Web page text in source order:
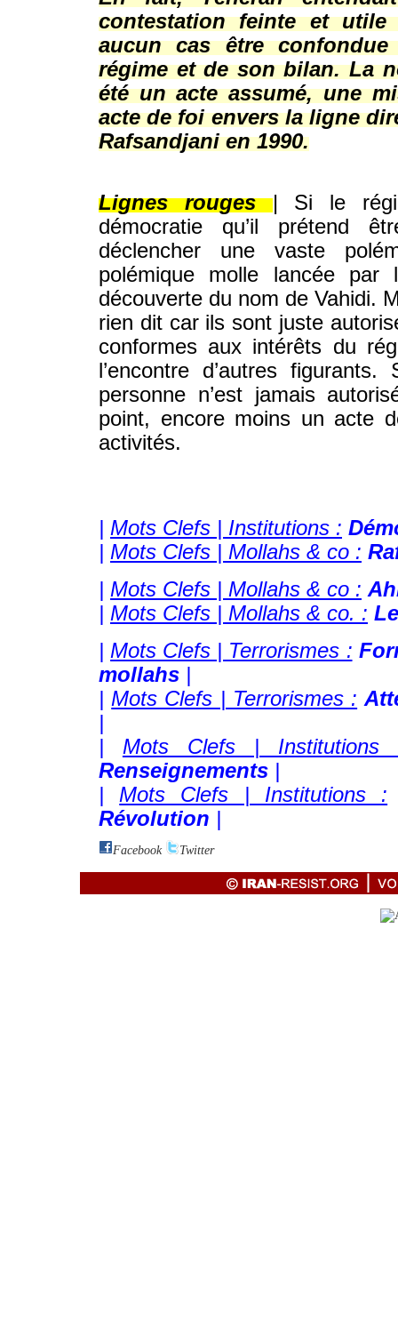
contestation feinte et utile
aucun cas être
régime et de son bilan. La
été un acte assumé, une
acte de foi envers la ligne
Rafsandjani en 1990.
Lignes rouges| Si le
démocratie qu’il prétend
déclencher une vaste
polémique molle lancée
découverte du nom de Vahidi.
rien dit car ils sont juste
conformes aux intérêts du
l’encontre d’autres
personne n’est jamais
point, encore moins un acte
activités.
| Mots Clefs | Institutions :
| Mots Clefs | Mollahs & co :
| Mots Clefs | Mollahs & co :
| Mots Clefs | Mollahs & co. :
| Mots Clefs | Terrorismes :
mollahs |
| Mots Clefs | Terrorismes :
|
|
Mots Clefs | Institutions
Renseignements |
|
Mots Clefs | Institutions :
Révolution |
Facebook Twitter